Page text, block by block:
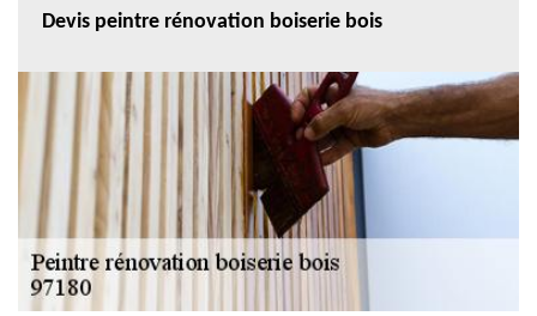
Devis peintre rénovation boiserie bois